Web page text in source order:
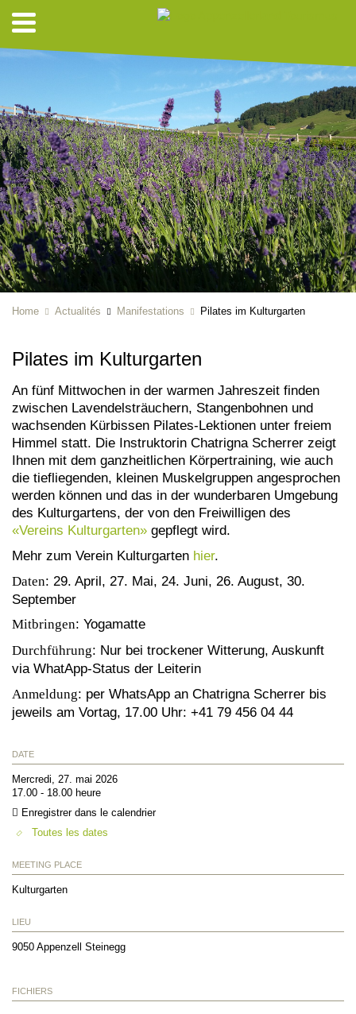
Home Actualités Manifestations Pilates im Kulturgarten
Pilates im Kulturgarten
An fünf Mittwochen in der warmen Jahreszeit finden
zwischen Lavendelsträuchern, Stangenbohnen und
wachsenden Kürbissen Pilates-Lektionen unter freiem
Himmel statt. Die Instruktorin Chatrigna Scherrer zeigt
Ihnen mit dem ganzheitlichen Körpertraining, wie auch
die tiefliegenden, kleinen Muskelgruppen angesprochen
werden können und das in der wunderbaren Umgebung
des Kulturgartens, der von den Freiwilligen des
«Vereins Kulturgarten» gepflegt wird.
Mehr zum Verein Kulturgarten hier.
Daten: 29. April, 27. Mai, 24. Juni, 26. August, 30.
September
Mitbringen: Yogamatte
Durchführung: Nur bei trockener Witterung, Auskunft
via WhatApp-Status der Leiterin
Anmeldung: per WhatsApp an Chatrigna Scherrer bis
jeweils am Vortag, 17.00 Uhr: +41 79 456 04 44
DATE
Mercredi, 27. mai 2026
17.00 - 18.00 heure
Enregistrer dans le calendrier
Toutes les dates
MEETING PLACE
Kulturgarten
LIEU
9050 Appenzell Steinegg
FICHIERS